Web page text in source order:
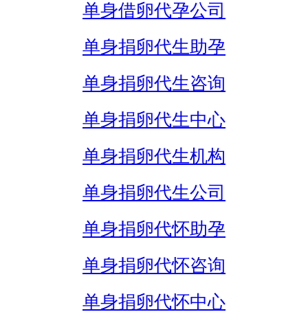
单身借卵代孕公司
单身捐卵代生助孕
单身捐卵代生咨询
单身捐卵代生中心
单身捐卵代生机构
单身捐卵代生公司
单身捐卵代怀助孕
单身捐卵代怀咨询
单身捐卵代怀中心